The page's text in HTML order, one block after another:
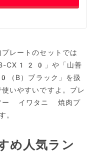
レートのセットでは
CX120」や「山善
B）ブラック」を扱
いやすいですよ。プレ
フー イワタニ 焼肉プ
。
め人気ラン